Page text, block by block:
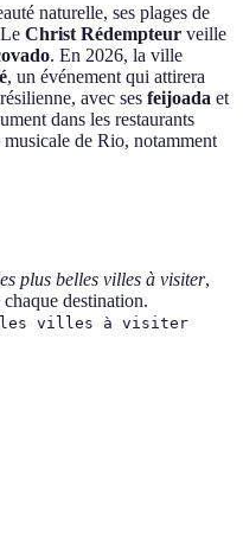
naturelle, ses plages de
Christ Rédempteur veille
. En 2026, la ville
, un événement qui attirera
avec ses feijoada et
dans les restaurants
de Rio, notamment
plus belles villes à visiter,
destination.
villes à visiter